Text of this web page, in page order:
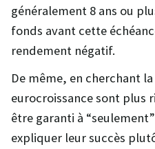
généralement 8 ans ou
fonds avant cette
rendement négatif.
De même, en cherchant
eurocroissance sont plus
être garanti à
expliquer leur succès